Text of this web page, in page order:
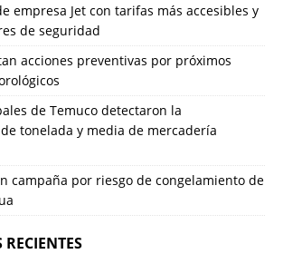
empresa Jet con tarifas más accesibles y
de seguridad
acciones preventivas por próximos
de Temuco detectaron la
tonelada y media de mercadería
campaña por riesgo de congelamiento de